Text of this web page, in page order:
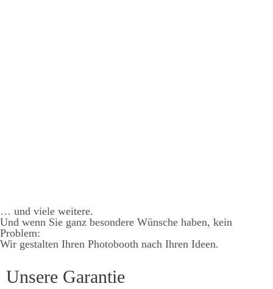
… und viele weitere.
Und wenn Sie ganz besondere Wünsche haben, kein
Problem:
Wir gestalten Ihren Photo­­booth nach Ihren Ideen.
Unsere Garantie